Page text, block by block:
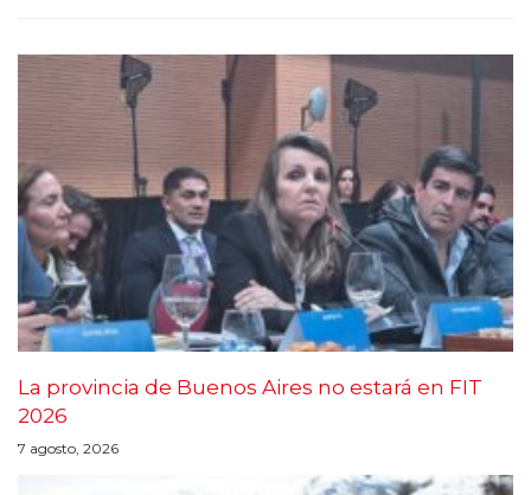
La provincia de Buenos Aires no estará en FIT
2026
7 agosto, 2026